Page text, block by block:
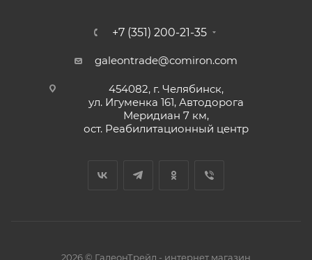
+7 (351) 200-21-35
galeontrade@comiron.com
454082, г. Челябинск,
ул. Игуменка 161, Автодорога
Меридиан 7 км,
ост. Реабилитационный центр
2026 © ГалеонТрейд - интернет магазин